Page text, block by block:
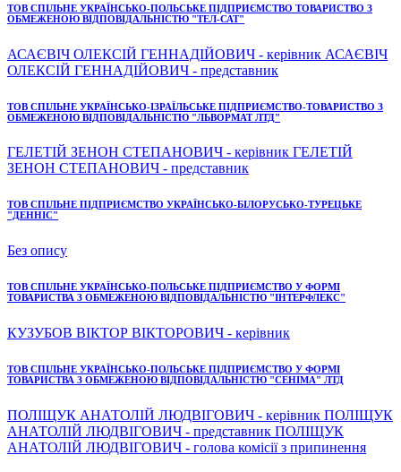
ТОВ СПІЛЬНЕ УКРАЇНСЬКО-ПОЛЬСЬКЕ ПІДПРИЄМСТВО ТОВАРИСТВО З
ОБМЕЖЕНОЮ ВІДПОВІДАЛЬНІСТЮ "ТЕЛ-САТ"
АСАЄВІЧ ОЛЕКСІЙ ГЕННАДІЙОВИЧ - керівник АСАЄВІЧ
ОЛЕКСІЙ ГЕННАДІЙОВИЧ - представник
ТОВ СПІЛЬНЕ УКРАЇНСЬКО-ІЗРАЇЛЬСЬКЕ ПІДПРИЄМСТВО-ТОВАРИСТВО З
ОБМЕЖЕНОЮ ВІДПОВІДАЛЬНІСТЮ "ЛЬВОРМАТ ЛТД"
ГЕЛЕТІЙ ЗЕНОН СТЕПАНОВИЧ - керівник ГЕЛЕТІЙ
ЗЕНОН СТЕПАНОВИЧ - представник
ТОВ СПІЛЬНЕ ПІДПРИЄМСТВО УКРАЇНСЬКО-БІЛОРУСЬКО-ТУРЕЦЬКЕ
"ДЕННІС"
Без опису
ТОВ СПІЛЬНЕ УКРАЇНСЬКО-ПОЛЬСЬКЕ ПІДПРИЄМСТВО У ФОРМІ
ТОВАРИСТВА З ОБМЕЖЕНОЮ ВІДПОВІДАЛЬНІСТЮ "ІНТЕРФЛЕКС"
КУЗУБОВ ВІКТОР ВІКТОРОВИЧ - керівник
ТОВ СПІЛЬНЕ УКРАЇНСЬКО-ПОЛЬСЬКЕ ПІДПРИЄМСТВО У ФОРМІ
ТОВАРИСТВА З ОБМЕЖЕНОЮ ВІДПОВІДАЛЬНІСТЮ "СЕНІМА" ЛТД
ПОЛІЩУК АНАТОЛІЙ ЛЮДВІГОВИЧ - керівник ПОЛІЩУК
АНАТОЛІЙ ЛЮДВІГОВИЧ - представник ПОЛІЩУК
АНАТОЛІЙ ЛЮДВІГОВИЧ - голова комісії з припинення